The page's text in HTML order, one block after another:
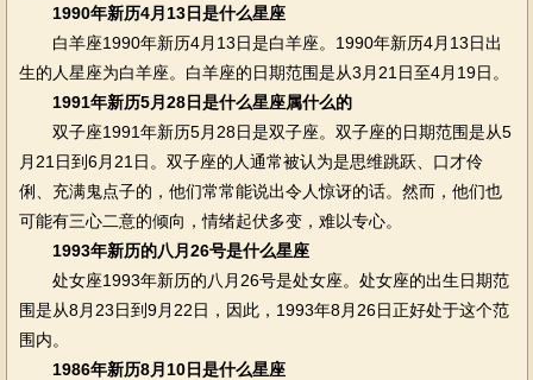
1990年新历4月13日是什么星座
白羊座1990年新历4月13日是白羊座。1990年新历4月13日出
生的人星座为白羊座。白羊座的日期范围是从3月21日至4月19日。
1991年新历5月28日是什么星座属什么的
双子座1991年新历5月28日是双子座。双子座的日期范围是从5
月21日到6月21日。双子座的人通常被认为是思维跳跃、口才伶
俐、充满鬼点子的，他们常常能说出令人惊讶的话。然而，他们也
可能有三心二意的倾向，情绪起伏多变，难以专心。
1993年新历的八月26号是什么星座
处女座1993年新历的八月26号是处女座。处女座的出生日期范
围是从8月23日到9月22日，因此，1993年8月26日正好处于这个范
围内。
1986年新历8月10日是什么星座